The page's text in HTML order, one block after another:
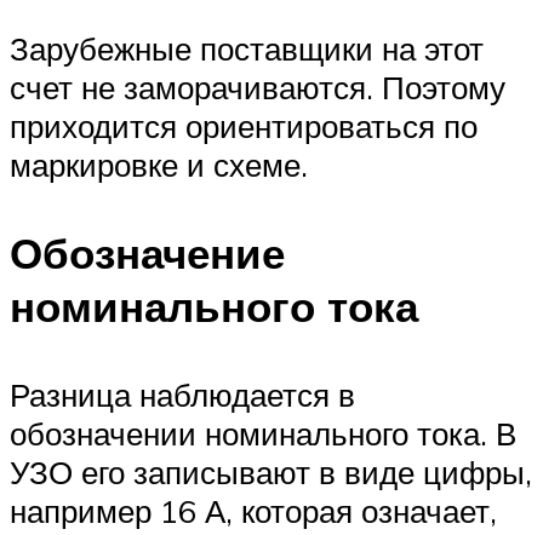
Зарубежные поставщики на этот
счет не заморачиваются. Поэтому
приходится ориентироваться по
маркировке и схеме.
Обозначение
номинального тока
Разница наблюдается в
обозначении номинального тока. В
УЗО его записывают в виде цифры,
например 16 А, которая означает,